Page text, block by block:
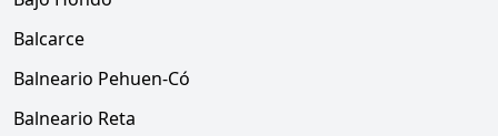
Balcarce
Balneario Pehuen-Có
Balneario Reta